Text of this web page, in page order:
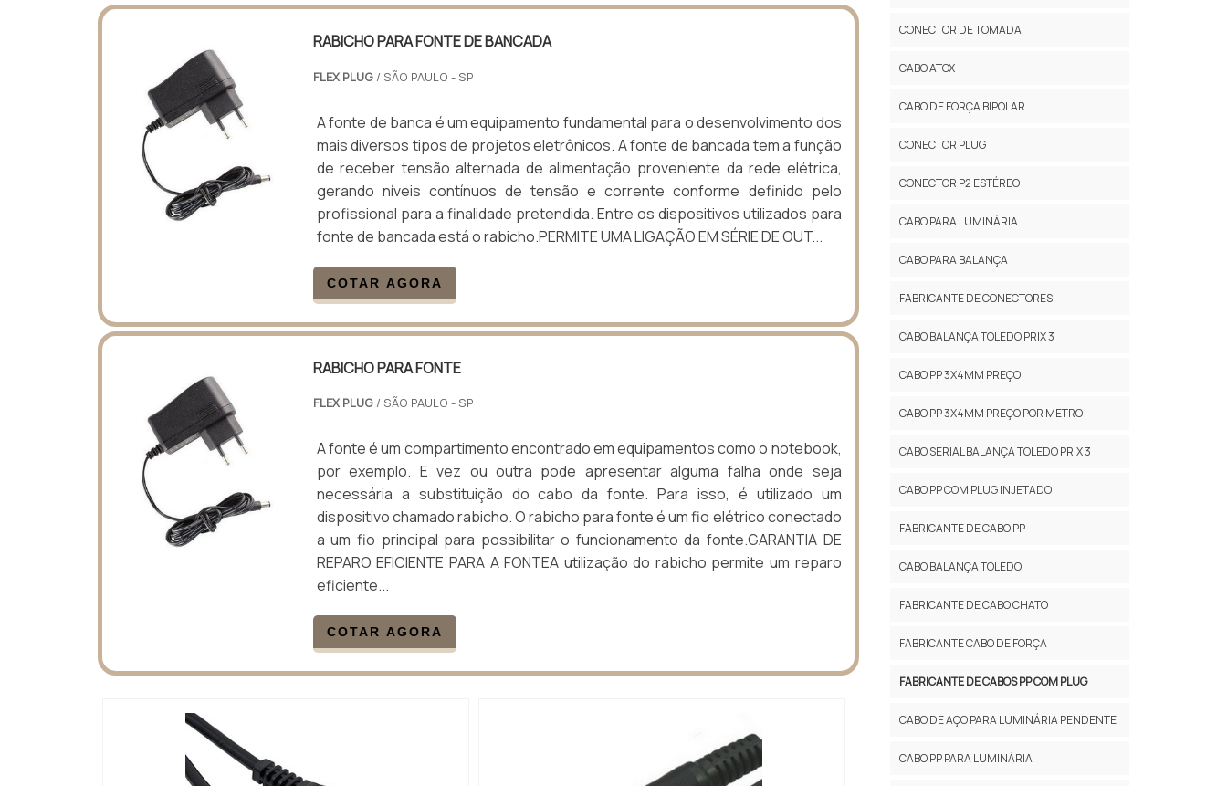
RABICHO PARA FONTE DE BANCADA
FLEX PLUG / SÃO PAULO - SP
A fonte de banca é um equipamento fundamental para o desenvolvimento dos
mais diversos tipos de projetos eletrônicos. A fonte de bancada tem a função
de receber tensão alternada de alimentação proveniente da rede elétrica,
gerando níveis contínuos de tensão e corrente conforme definido pelo
profissional para a finalidade pretendida. Entre os dispositivos utilizados para
fonte de bancada está o rabicho.PERMITE UMA LIGAÇÃO EM SÉRIE DE OUT...
COTAR AGORA
RABICHO PARA FONTE
FLEX PLUG / SÃO PAULO - SP
A fonte é um compartimento encontrado em equipamentos como o notebook,
por exemplo. E vez ou outra pode apresentar alguma falha onde seja
necessária a substituição do cabo da fonte. Para isso, é utilizado um
dispositivo chamado rabicho. O rabicho para fonte é um fio elétrico conectado
a um fio principal para possibilitar o funcionamento da fonte.GARANTIA DE
REPARO EFICIENTE PARA A FONTEA utilização do rabicho permite um reparo
eficiente...
COTAR AGORA
CONECTOR DE TOMADA
CABO ATOX
CABO DE FORÇA BIPOLAR
CONECTOR PLUG
CONECTOR P2 ESTÉREO
CABO PARA LUMINÁRIA
CABO PARA BALANÇA
FABRICANTE DE CONECTORES
CABO BALANÇA TOLEDO PRIX 3
CABO PP 3X4MM PREÇO
CABO PP 3X4MM PREÇO POR METRO
CABO SERIAL BALANÇA TOLEDO PRIX 3
CABO PP COM PLUG INJETADO
FABRICANTE DE CABO PP
CABO BALANÇA TOLEDO
FABRICANTE DE CABO CHATO
FABRICANTE CABO DE FORÇA
FABRICANTE DE CABOS PP COM PLUG
CABO DE AÇO PARA LUMINÁRIA PENDENTE
CABO PP PARA LUMINÁRIA